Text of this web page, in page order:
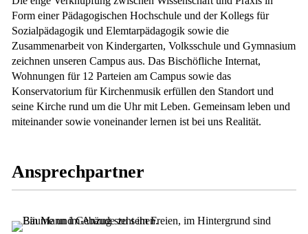
Form einer Pädagogischen Hochschule und der Kollegs für
Sozialpädagogik und Elemtarpädagogik sowie die
Zusammenarbeit von Kindergarten, Volksschule und Gymnasium
zeichnen unseren Campus aus. Das Bischöfliche Internat,
Wohnungen für 12 Parteien am Campus sowie das
Konservatorium für Kirchenmusik erfüllen den Standort und
seine Kirche rund um die Uhr mit Leben. Gemeinsam leben und
miteinander sowie voneinander lernen ist bei uns Realität.
Ansprechpartner